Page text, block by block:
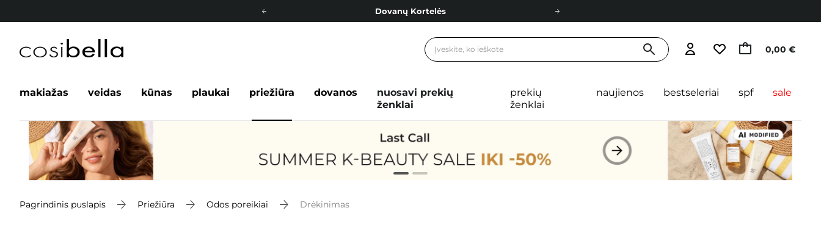
Dovanų Kortelės
Nemokamas pristatymas nuo 40,00 € 0,00 €
makiažas veidas kūnas plaukai priežiūra dovanos
nuosavi prekių
ženklai
prekių
ženklai
naujienos bestseleriai spf sale
Pagrindinis puslapis Priežiūra Odos poreikiai Drėkinimas